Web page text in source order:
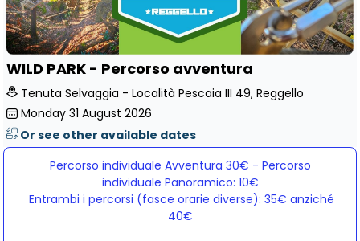
WILD PARK - Percorso avventura
Tenuta Selvaggia - Località Pescaia III 49, Reggello
Monday 31 August 2026
Or see other available dates
Percorso individuale Avventura 30€ - Percorso
individuale Panoramico: 10€
Entrambi i percorsi (fasce orarie diverse): 35€ anziché
40€